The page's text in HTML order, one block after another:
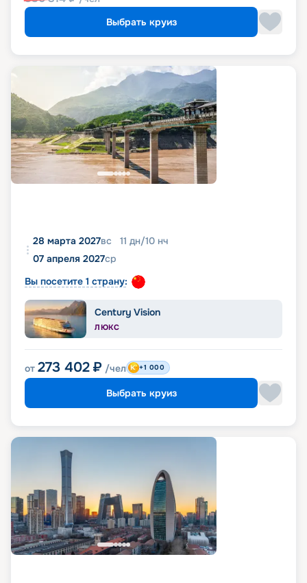
Выбрать круиз
28 марта 2027вс 11 дн/10 нч
07 апреля 2027ср
Вы посетите 1 страну:
Century Vision
ЛЮКС
от 273 402 ₽ /чел +1 000
Выбрать круиз